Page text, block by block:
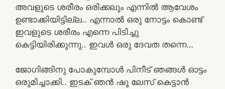
അവളുടെ ശരീരം ഒരിക്കലും എന്നിൽ ആവേശം
ഉണ്ടാക്കിയിട്ടില്ല.. എന്നാൽ ഒരു നോട്ടം കൊണ്ട്
ഇവളുടെ ശരീരം എന്നെ പിടിച്ചു
കെട്ടിയിരിക്കുന്നു.. ഇവൾ ഒരു ദേവത തന്നെ…
ജോഗിങ്ങിനു പോകുമ്പോൾ പിനീട് ഞങ്ങൾ ഓട്ടം
ഒരുമിച്ചാക്കി.. ഇടക് ഞൻ ഷൂ ലേസ് കെട്ടാൻ